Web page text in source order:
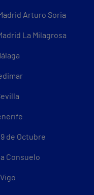
Arturo Soria
La Milagrosa
de Octubre
Consuelo